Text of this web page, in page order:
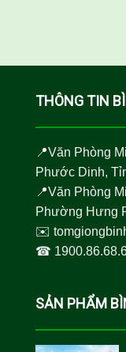
THÔNG TIN
📍Văn Phòng
Phước Dinh,
📍Văn Phòng
Phường Hưng
✉️
☎︎
SẢN PHẨM